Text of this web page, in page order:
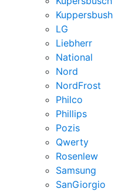
Kuppersbush
LG
Liebherr
National
Nord
NordFrost
Philco
Phillips
Pozis
Qwerty
Rosenlew
Samsung
SanGiorgio